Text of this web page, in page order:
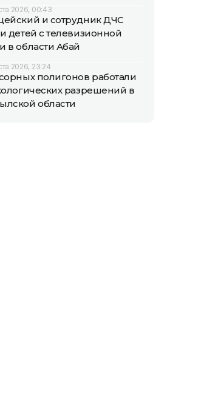
2026, 00:43
и сотрудник ДЧС
детей с телевизионной
в области Абай
2026, 23:24
полигонов работали
разрешений в
области